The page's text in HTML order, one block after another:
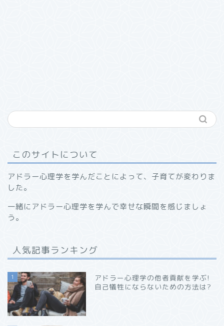
このサイトについて
アドラー心理学を学んだことによって、子育てが変わりま
した。
一緒にアドラー心理学を学んで幸せな瞬間を感じましょ
う。
人気記事ランキング
1
アドラー心理学の他者貢献を学ぶ!
自己犠牲にならないための方法は?